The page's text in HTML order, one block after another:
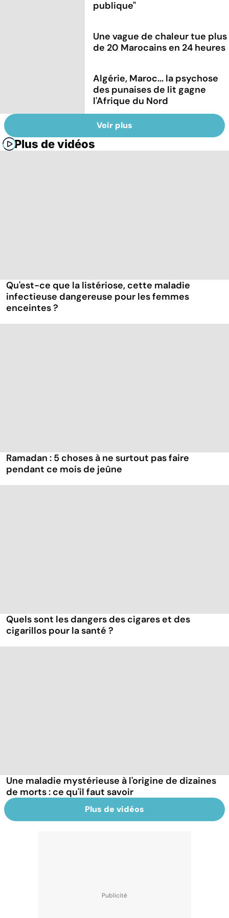
publique"
Une vague de chaleur tue plus
de 20 Marocains en 24 heures
Algérie, Maroc... la psychose
des punaises de lit gagne
l'Afrique du Nord
Voir plus
Plus de vidéos
Qu'est-ce que la listériose, cette maladie
infectieuse dangereuse pour les femmes
enceintes ?
Ramadan : 5 choses à ne surtout pas faire
pendant ce mois de jeûne
Quels sont les dangers des cigares et des
cigarillos pour la santé ?
Une maladie mystérieuse à l'origine de dizaines
de morts : ce qu'il faut savoir
Plus de vidéos